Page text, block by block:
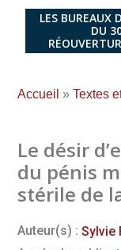
LES BUREAUX
DU
Accueil » Textes
Le désir
du pénis
stérile de
Auteur(s) : Sylvie